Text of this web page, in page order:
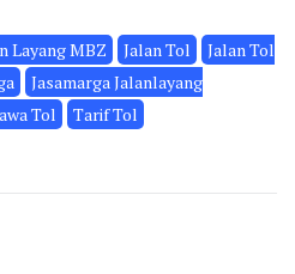
Layang MBZ Jalan Tol
Jalan Tol
Jasamarga Jalanlayang
Tol Tarif Tol